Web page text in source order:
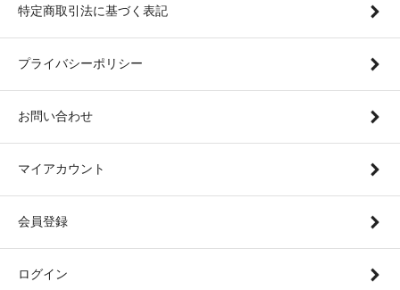
特定商取引法に基づく表記
プライバシーポリシー
お問い合わせ
マイアカウント
会員登録
ログイン